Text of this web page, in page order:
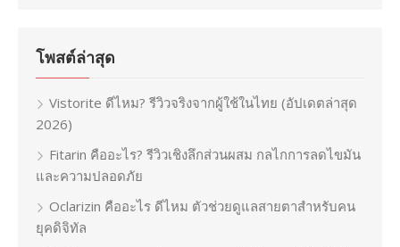
โพสต์ล่าสุด
Vistorite ดีไหม? รีวิวจริงจากผู้ใช้ในไทย (อัปเดตล่าสุด
2026)
Fitarin คืออะไร? รีวิวเชิงลึกส่วนผสม กลไกการลดไขมัน
และความปลอดภัย
Oclarizin คืออะไร ดีไหม ตัวช่วยดูแลสายตาสำหรับคน
ยุคดิจิทัล